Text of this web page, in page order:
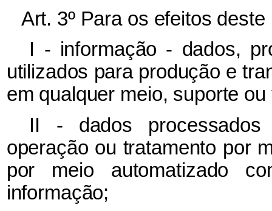
Art. 3º Para os efeitos
I - informação - dados,
utilizados para produção e
em qualquer meio, suporte ou
II - dados
operação ou tratamento por
por meio automatizado
informação;